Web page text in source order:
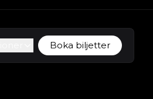
Boka biljetter